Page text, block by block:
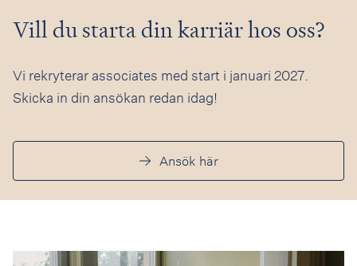
Vill du starta din karriär hos oss?
Vi rekryterar associates med start i januari 2027.
Skicka in din ansökan redan idag!
Ansök här